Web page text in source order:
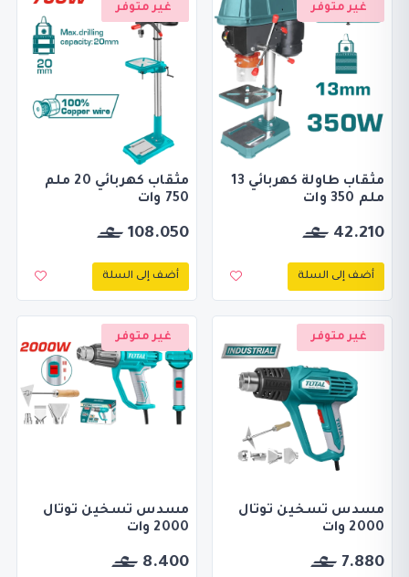
غير متوفر
مثقاب طاولة كهربائي 13
ملم 350 وات
42.210
أضف إلى السلة
غير متوفر
مثقاب كهربائي 20 ملم
750 وات
108.050
أضف إلى السلة
غير متوفر
مسدس تسخين توتال
2000 وات
7.880
غير متوفر
مسدس تسخين توتال
2000 وات
8.400